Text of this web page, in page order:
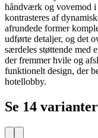
håndværk og vovemod i
kontrasteres af
afrundede former
udførte detaljer, og det
særdeles støttende med
der fremmer hvile og
funktionelt design, der
hotellobby.
Se 14 varianter